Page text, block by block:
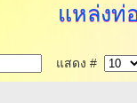
แหล่งท่
แสดง #